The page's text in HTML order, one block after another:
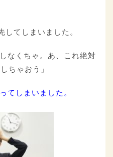
してしまいました。
なくちゃ。あ、これ絶対
ちゃおう」
てしまいました。